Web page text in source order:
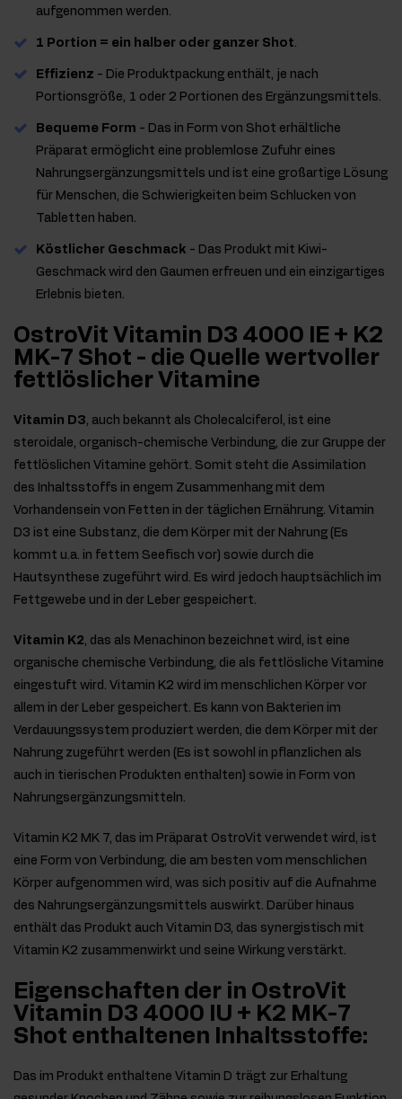
aufgenommen werden.
1 Portion = ein halber oder ganzer Shot.
Effizienz - Die Produktpackung enthält, je nach
Portionsgröße, 1 oder 2 Portionen des Ergänzungsmittels.
Bequeme Form - Das in Form von Shot erhältliche
Präparat ermöglicht eine problemlose Zufuhr eines
Nahrungsergänzungsmittels und ist eine großartige Lösung
für Menschen, die Schwierigkeiten beim Schlucken von
Tabletten haben.
Köstlicher Geschmack - Das Produkt mit Kiwi-
Geschmack wird den Gaumen erfreuen und ein einzigartiges
Erlebnis bieten.
OstroVit Vitamin D3 4000 IE + K2
MK-7 Shot - die Quelle wertvoller
fettlöslicher Vitamine
Vitamin D3, auch bekannt als Cholecalciferol, ist eine
steroidale, organisch-chemische Verbindung, die zur Gruppe der
fettlöslichen Vitamine gehört. Somit steht die Assimilation
des Inhaltsstoffs in engem Zusammenhang mit dem
Vorhandensein von Fetten in der täglichen Ernährung. Vitamin
D3 ist eine Substanz, die dem Körper mit der Nahrung (Es
kommt u.a. in fettem Seefisch vor) sowie durch die
Hautsynthese zugeführt wird. Es wird jedoch hauptsächlich im
Fettgewebe und in der Leber gespeichert.
Vitamin K2, das als Menachinon bezeichnet wird, ist eine
organische chemische Verbindung, die als fettlösliche Vitamine
eingestuft wird. Vitamin K2 wird im menschlichen Körper vor
allem in der Leber gespeichert. Es kann von Bakterien im
Verdauungssystem produziert werden, die dem Körper mit der
Nahrung zugeführt werden (Es ist sowohl in pflanzlichen als
auch in tierischen Produkten enthalten) sowie in Form von
Nahrungsergänzungsmitteln.
Vitamin K2 MK 7, das im Präparat OstroVit verwendet wird, ist
eine Form von Verbindung, die am besten vom menschlichen
Körper aufgenommen wird, was sich positiv auf die Aufnahme
des Nahrungsergänzungsmittels auswirkt. Darüber hinaus
enthält das Produkt auch Vitamin D3, das synergistisch mit
Vitamin K2 zusammenwirkt und seine Wirkung verstärkt.
Eigenschaften der in OstroVit
Vitamin D3 4000 IU + K2 MK-7
Shot enthaltenen Inhaltsstoffe:
Das im Produkt enthaltene Vitamin D trägt zur Erhaltung